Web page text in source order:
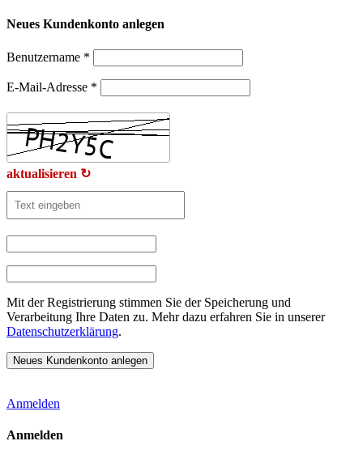
Neues Kundenkonto anlegen
Benutzername *
E-Mail-Adresse *
aktualisieren ↻
Mit der Registrierung stimmen Sie der Speicherung und
Verarbeitung Ihre Daten zu. Mehr dazu erfahren Sie in unserer
Datenschutzerklärung.
Anmelden
Anmelden